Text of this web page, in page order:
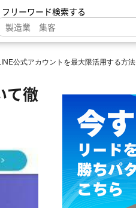
リーワード検索する
公式アカウントを最大限活用する方法
て徹